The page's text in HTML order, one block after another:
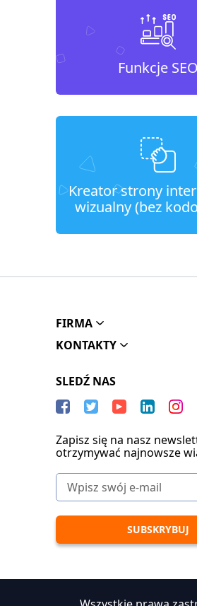
Funkcje SEO
Kreator strony
wizualny (bez
FIRMA
KONTAKTY
SLEDŹ NAS
Zapisz się na nasz
otrzymywać najnowsze